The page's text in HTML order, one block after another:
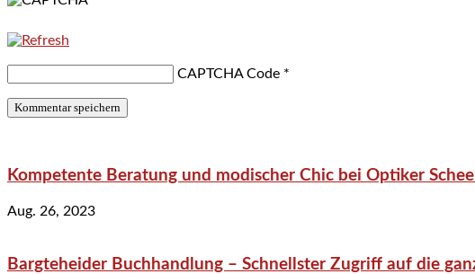
CAPTCHA Code *
Kompetente Beratung und modischer Chic bei Optiker
Aug. 26, 2023
Bargteheider Buchhandlung – Schnellster Zugriff auf die